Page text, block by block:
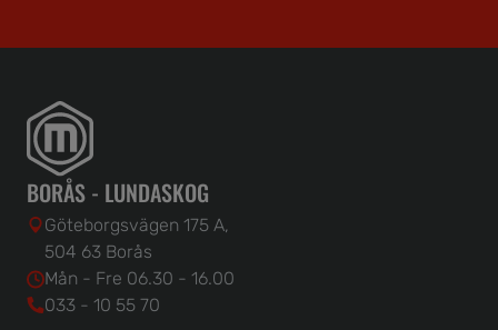
BORÅS - LUNDASKOG
Göteborgsvägen 175 A,
504 63 Borås
Mån - Fre 06.30 - 16.00
033 - 10 55 70